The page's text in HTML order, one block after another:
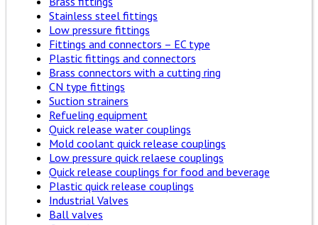
Stainless steel fittings
Low pressure fittings
Fittings and connectors – EC type
Plastic fittings and connectors
Brass connectors with a cutting ring
CN type fittings
Suction strainers
Refueling equipment
Quick release water couplings
Mold coolant quick release couplings
Low pressure quick relaese couplings
Quick release couplings for food and beverage
Plastic quick release couplings
Industrial Valves
Ball valves